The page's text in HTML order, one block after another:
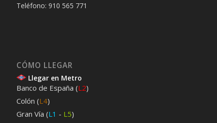
Teléfono: 910 565 771
CÓMO LLEGAR
Llegar en Metro
Banco de España (L2)
Colón (L4)
Gran Vía (L1 - L5)